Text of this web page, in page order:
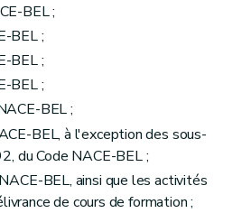
BEL ;
BEL ;
BEL ;
BEL ;
BEL ;
BEL, à l'exception des sous-
du Code NACE-BEL ;
BEL, ainsi que les activités
de cours de formation ;